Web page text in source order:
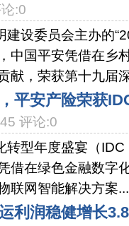
:0
设委员会主办的
中国平安凭借在乡
献，荣获第十九届
平安产险荣获
评论:0
转型年度盛宴（
借在绿色金融数字
联网智能解决方案...
利润稳健增长